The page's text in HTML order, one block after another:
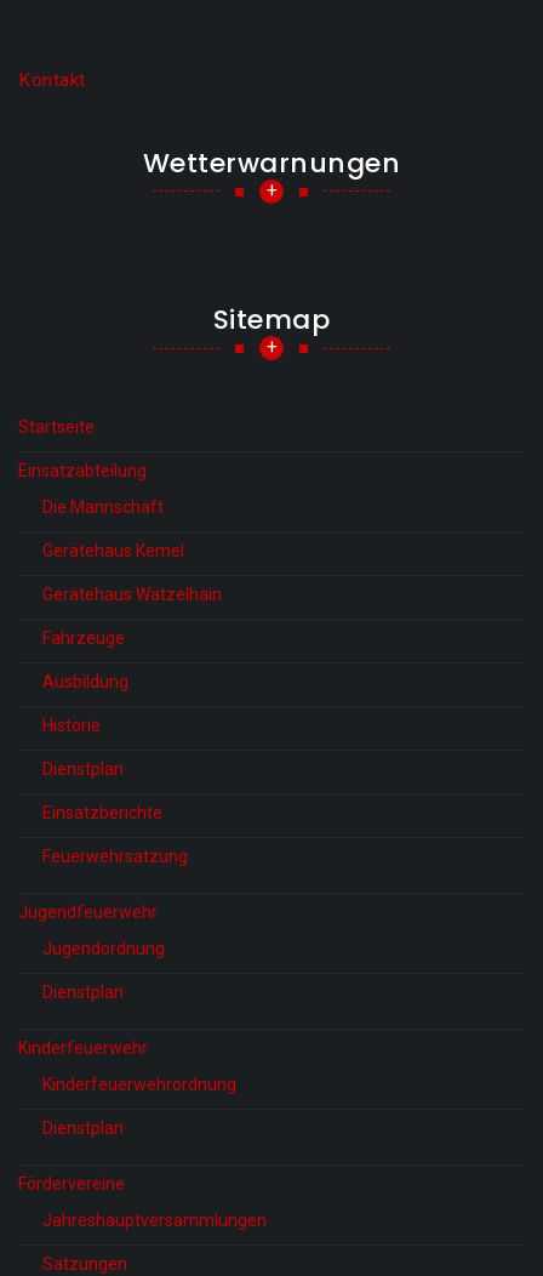
Kontakt
Wetterwarnungen
+
Sitemap
+
Startseite
Einsatzabteilung
Die Mannschaft
Gerätehaus Kemel
Gerätehaus Watzelhain
Fahrzeuge
Ausbildung
Historie
Dienstplan
Einsatzberichte
Feuerwehrsatzung
Jugendfeuerwehr
Jugendordnung
Dienstplan
Kinderfeuerwehr
Kinderfeuerwehrordnung
Dienstplan
Fördervereine
Jahreshauptversammlungen
Satzungen